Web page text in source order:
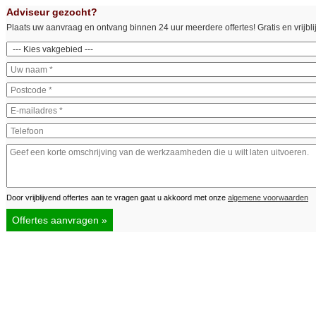
Adviseur gezocht?
Plaats uw aanvraag en ontvang binnen 24 uur meerdere offertes! Gratis en
Door vrijblijvend offertes aan te vragen gaat u akkoord met onze algemene voorwaarden